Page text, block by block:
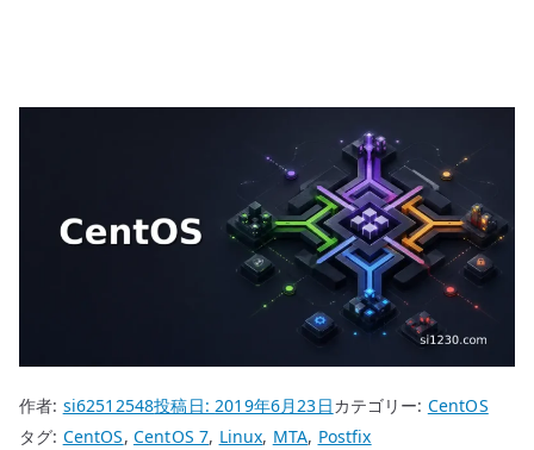
作者: si62512548投稿日:2019年6月23日カテゴリー: CentOS
タグ: CentOS, CentOS 7, Linux, MTA, Postfix